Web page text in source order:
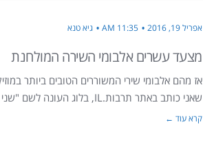
אפריל 19, 2016 11:35 AM גיא טנא
מצעד עשרים אלבומי השירה המולחנת
אז מהם אלבומי שירי המשוררים הטובים ביותר
שאני כותב באתר תרבות.IL, בלוג העונה לשם "שני
קרא עוד ←